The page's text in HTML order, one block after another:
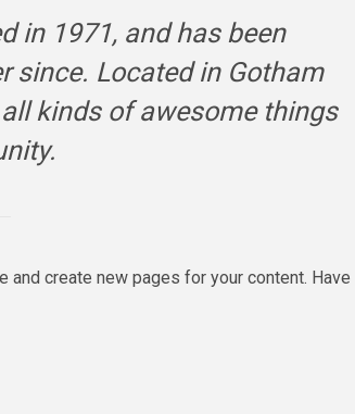
in 1971, and has been
since. Located in Gotham
kinds of awesome things
and create new pages for your content. Have